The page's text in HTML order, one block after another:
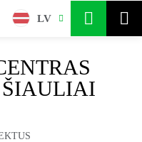
LV
ŠIAULIAI